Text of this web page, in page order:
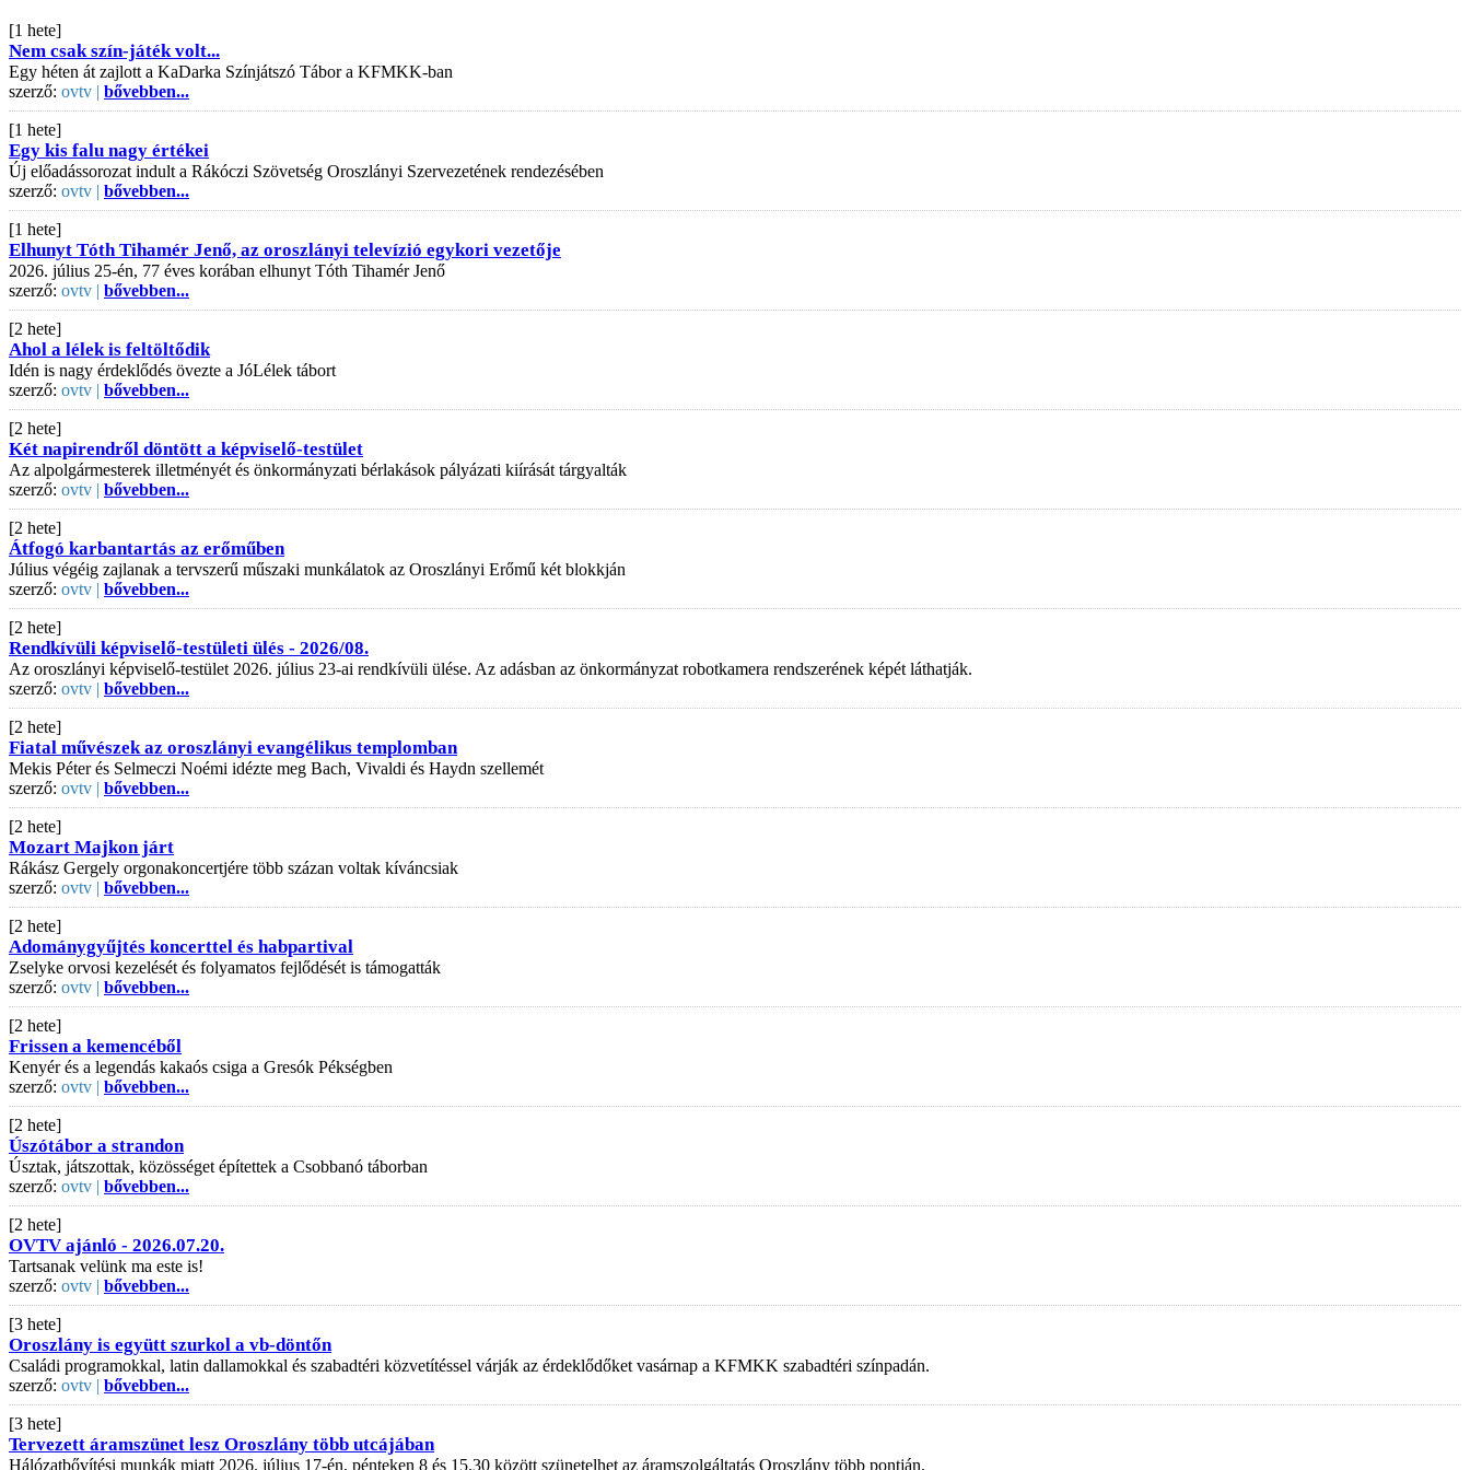
[1 hete]
Nem csak szín-játék volt...
Egy héten át zajlott a KaDarka Színjátszó Tábor a KFMKK-ban
szerző: ovtv | bővebben...
[1 hete]
Egy kis falu nagy értékei
Új előadássorozat indult a Rákóczi Szövetség Oroszlányi Szervezetének rendezésében
szerző: ovtv | bővebben...
[1 hete]
Elhunyt Tóth Tihamér Jenő, az oroszlányi televízió egykori vezetője
2026. július 25-én, 77 éves korában elhunyt Tóth Tihamér Jenő
szerző: ovtv | bővebben...
[2 hete]
Ahol a lélek is feltöltődik
Idén is nagy érdeklődés övezte a JóLélek tábort
szerző: ovtv | bővebben...
[2 hete]
Két napirendről döntött a képviselő-testület
Az alpolgármesterek illetményét és önkormányzati bérlakások pályázati kiírását tárgyalták
szerző: ovtv | bővebben...
[2 hete]
Átfogó karbantartás az erőműben
Július végéig zajlanak a tervszerű műszaki munkálatok az Oroszlányi Erőmű két blokkján
szerző: ovtv | bővebben...
[2 hete]
Rendkívüli képviselő-testületi ülés - 2026/08.
Az oroszlányi képviselő-testület 2026. július 23-ai rendkívüli ülése. Az adásban az önkormányzat robotkamera rendszerének képét láthatják.
szerző: ovtv | bővebben...
[2 hete]
Fiatal művészek az oroszlányi evangélikus templomban
Mekis Péter és Selmeczi Noémi idézte meg Bach, Vivaldi és Haydn szellemét
szerző: ovtv | bővebben...
[2 hete]
Mozart Majkon járt
Rákász Gergely orgonakoncertjére több százan voltak kíváncsiak
szerző: ovtv | bővebben...
[2 hete]
Adománygyűjtés koncerttel és habpartival
Zselyke orvosi kezelését és folyamatos fejlődését is támogatták
szerző: ovtv | bővebben...
[2 hete]
Frissen a kemencéből
Kenyér és a legendás kakaós csiga a Gresók Pékségben
szerző: ovtv | bővebben...
[2 hete]
Úszótábor a strandon
Úsztak, játszottak, közösséget építettek a Csobbanó táborban
szerző: ovtv | bővebben...
[2 hete]
OVTV ajánló - 2026.07.20.
Tartsanak velünk ma este is!
szerző: ovtv | bővebben...
[3 hete]
Oroszlány is együtt szurkol a vb-döntőn
Családi programokkal, latin dallamokkal és szabadtéri közvetítéssel várják az érdeklődőket vasárnap a KFMKK szabadtéri színpadán.
szerző: ovtv | bővebben...
[3 hete]
Tervezett áramszünet lesz Oroszlány több utcájában
Hálózatbővítési munkák miatt 2026. július 17-én, pénteken 8 és 15.30 között szünetelhet az áramszolgáltatás Oroszlány több pontján.